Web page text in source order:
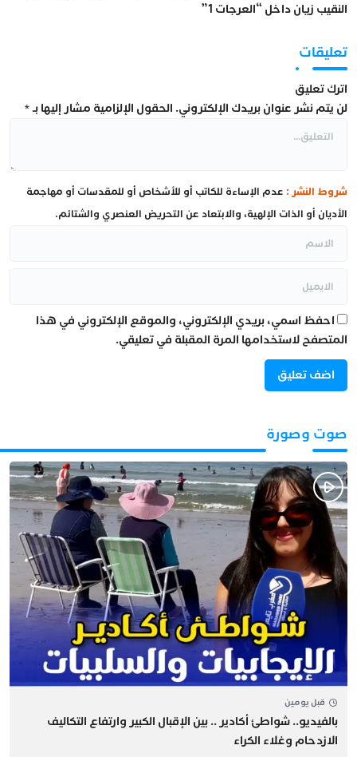
النقيب زيان داخل “العرجات 1”
تعليقات
اترك تعليق
لن يتم نشر عنوان بريدك الإلكتروني. الحقول الإلزامية مشار إليها بـ*
شروط النشر : عدم الإساءة للكاتب أو للأشخاص أو للمقدسات أو مهاجمة
الأديان أو الذات الإلهية، والابتعاد عن التحريض العنصري والشتائم.
احفظ اسمي، بريدي الإلكتروني، والموقع الإلكتروني في هذا
المتصفح لاستخدامها المرة المقبلة في تعليقي.
صوت وصورة
قبل يومين
بالفيديو.. شواطئ أكادير .. بين الإقبال الكبير وارتفاع التكاليف
الازدحام وغلاء الكراء